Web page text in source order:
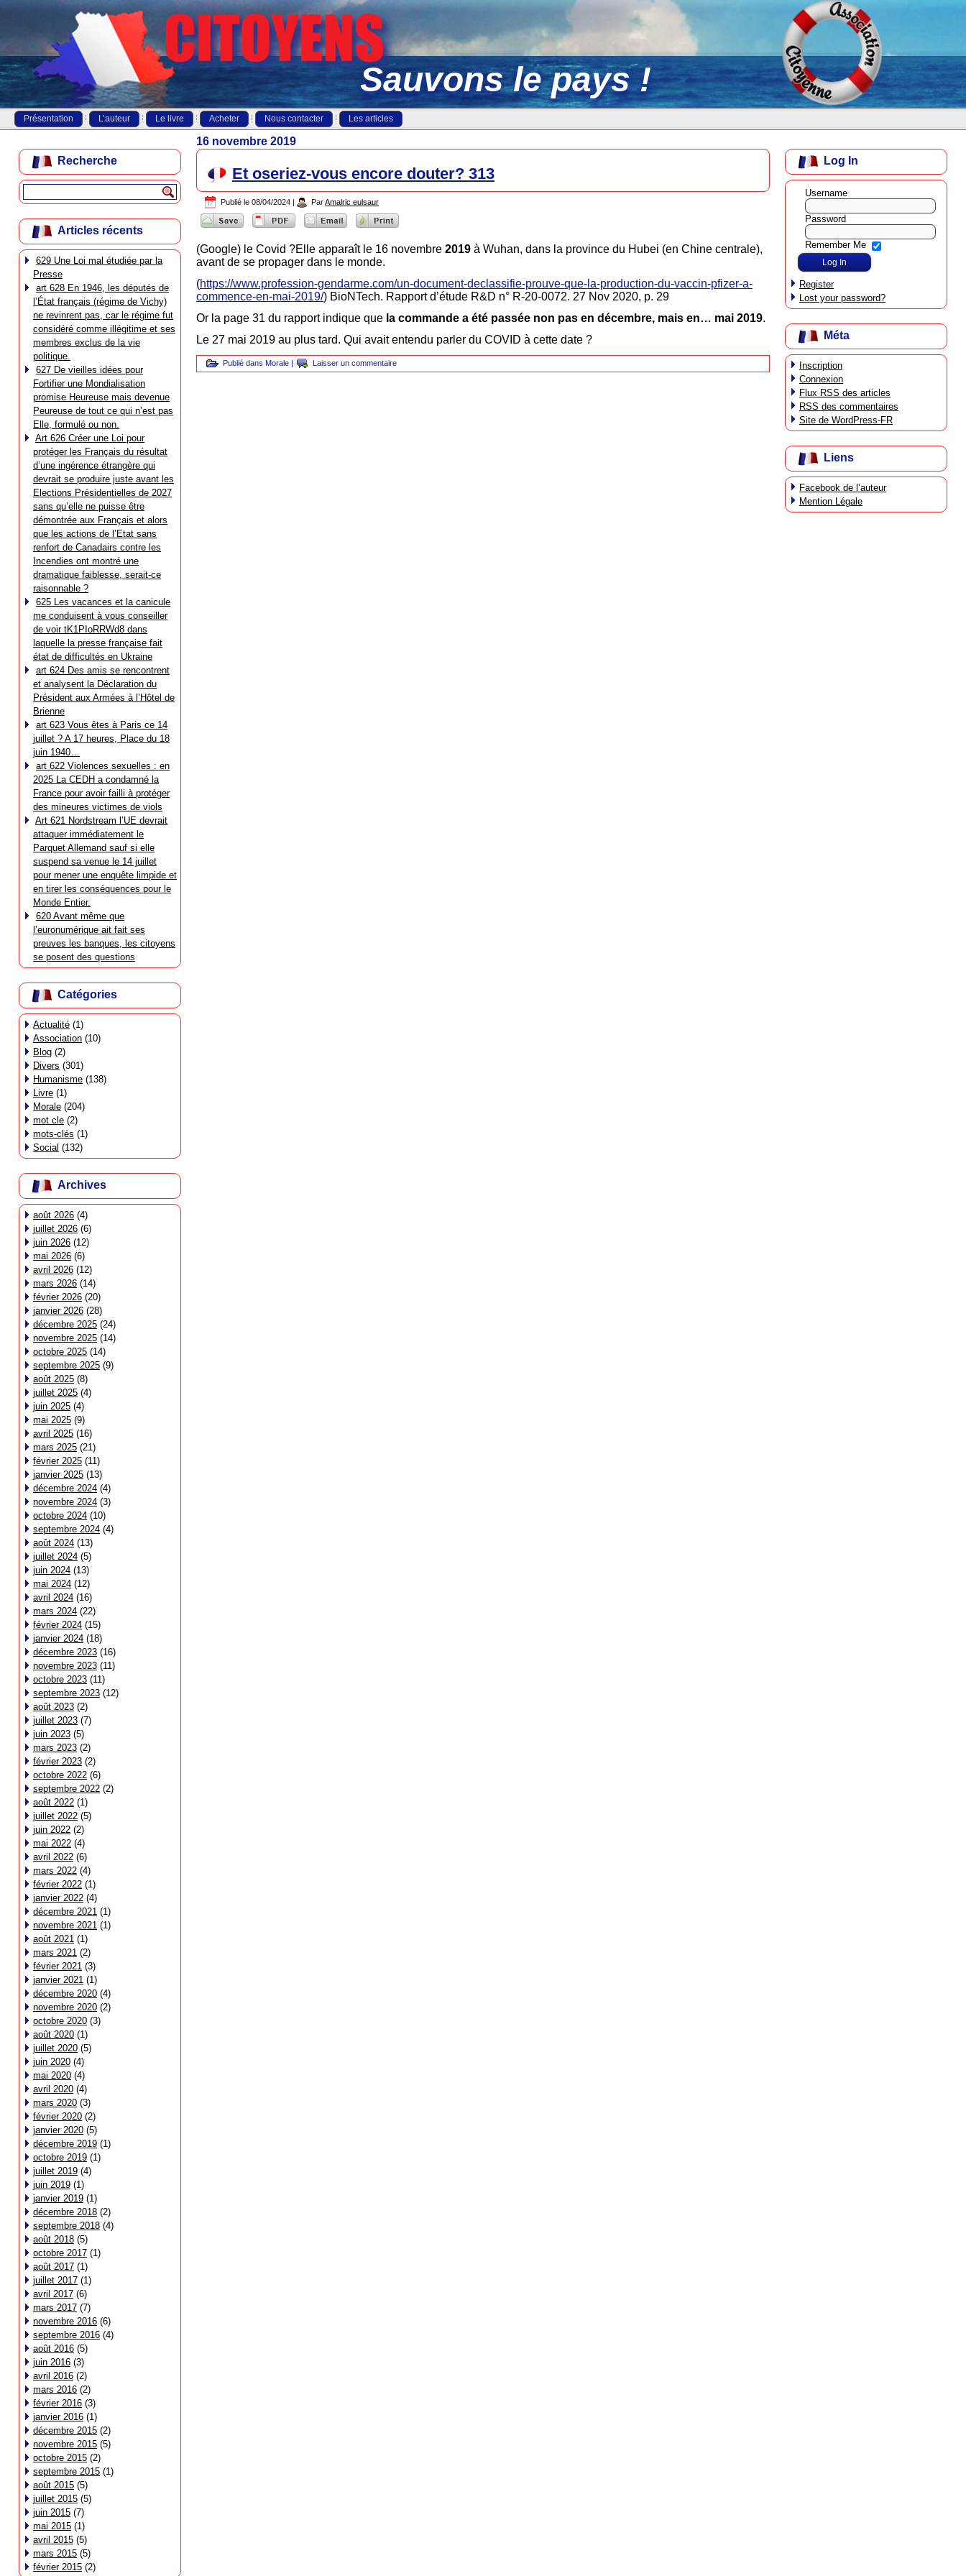
Sauvons le pays !
Présentation L’auteur Le livre Acheter Nous contacter Les articles
Recherche
Articles récents
629 Une Loi mal étudiée par la
Presse
art 628 En 1946, les députés de
l’État français (régime de Vichy)
ne revinrent pas, car le régime fut
considéré comme illégitime et ses
membres exclus de la vie
politique.
627 De vieilles idées pour
Fortifier une Mondialisation
promise Heureuse mais devenue
Peureuse de tout ce qui n’est pas
Elle, formulé ou non.
Art 626 Créer une Loi pour
protéger les Français du résultat
d’une ingérence étrangère qui
devrait se produire juste avant les
Elections Présidentielles de 2027
sans qu’elle ne puisse être
démontrée aux Français et alors
que les actions de l’Etat sans
renfort de Canadairs contre les
Incendies ont montré une
dramatique faiblesse, serait-ce
raisonnable ?
625 Les vacances et la canicule
me conduisent à vous conseiller
de voir tK1PIoRRWd8 dans
laquelle la presse française fait
état de difficultés en Ukraine
art 624 Des amis se rencontrent
et analysent la Déclaration du
Président aux Armées à l’Hôtel de
Brienne
art 623 Vous êtes à Paris ce 14
juillet ? A 17 heures, Place du 18
juin 1940…
art 622 Violences sexuelles : en
2025 La CEDH a condamné la
France pour avoir failli à protéger
des mineures victimes de viols
Art 621 Nordstream l’UE devrait
attaquer immédiatement le
Parquet Allemand sauf si elle
suspend sa venue le 14 juillet
pour mener une enquête limpide et
en tirer les conséquences pour le
Monde Entier.
620 Avant même que
l’euronumérique ait fait ses
preuves les banques, les citoyens
se posent des questions
Catégories
Actualité (1)
Association (10)
Blog (2)
Divers (301)
Humanisme (138)
Livre (1)
Morale (204)
mot cle (2)
mots-clés (1)
Social (132)
Archives
août 2026 (4)
juillet 2026 (6)
juin 2026 (12)
mai 2026 (6)
avril 2026 (12)
mars 2026 (14)
février 2026 (20)
janvier 2026 (28)
décembre 2025 (24)
novembre 2025 (14)
octobre 2025 (14)
septembre 2025 (9)
août 2025 (8)
juillet 2025 (4)
juin 2025 (4)
mai 2025 (9)
avril 2025 (16)
mars 2025 (21)
février 2025 (11)
janvier 2025 (13)
décembre 2024 (4)
novembre 2024 (3)
octobre 2024 (10)
septembre 2024 (4)
août 2024 (13)
juillet 2024 (5)
juin 2024 (13)
mai 2024 (12)
avril 2024 (16)
mars 2024 (22)
février 2024 (15)
janvier 2024 (18)
décembre 2023 (16)
novembre 2023 (11)
octobre 2023 (11)
septembre 2023 (12)
août 2023 (2)
juillet 2023 (7)
juin 2023 (5)
mars 2023 (2)
février 2023 (2)
octobre 2022 (6)
septembre 2022 (2)
août 2022 (1)
juillet 2022 (5)
juin 2022 (2)
mai 2022 (4)
avril 2022 (6)
mars 2022 (4)
février 2022 (1)
janvier 2022 (4)
décembre 2021 (1)
novembre 2021 (1)
août 2021 (1)
mars 2021 (2)
février 2021 (3)
janvier 2021 (1)
décembre 2020 (4)
novembre 2020 (2)
octobre 2020 (3)
août 2020 (1)
juillet 2020 (5)
juin 2020 (4)
mai 2020 (4)
avril 2020 (4)
mars 2020 (3)
février 2020 (2)
janvier 2020 (5)
décembre 2019 (1)
octobre 2019 (1)
juillet 2019 (4)
juin 2019 (1)
janvier 2019 (1)
décembre 2018 (2)
septembre 2018 (4)
août 2018 (5)
octobre 2017 (1)
août 2017 (1)
juillet 2017 (1)
avril 2017 (6)
mars 2017 (7)
novembre 2016 (6)
septembre 2016 (4)
août 2016 (5)
juin 2016 (3)
avril 2016 (2)
mars 2016 (2)
février 2016 (3)
janvier 2016 (1)
décembre 2015 (2)
novembre 2015 (5)
octobre 2015 (2)
septembre 2015 (1)
août 2015 (5)
juillet 2015 (5)
juin 2015 (7)
mai 2015 (1)
avril 2015 (5)
mars 2015 (5)
février 2015 (2)
16 novembre 2019
Et oseriez-vous encore douter? 313
Publié le 08/04/2024 | ParAmalric eulsaur
(Google) le Covid ?Elle apparaît le 16 novembre 2019 à Wuhan, dans la province du Hubei (en Chine centrale),
avant de se propager dans le monde.
(https://www.profession-gendarme.com/un-document-declassifie-prouve-que-la-production-du-vaccin-pfizer-a-
commence-en-mai-2019/) BioNTech. Rapport d’étude R&D n° R-20-0072. 27 Nov 2020, p. 29
Or la page 31 du rapport indique que la commande a été passée non pas en décembre, mais en… mai 2019.
Le 27 mai 2019 au plus tard. Qui avait entendu parler du COVID à cette date ?
Publié dans Morale | Laisser un commentaire
Log In
Username
Password
Remember Me
Register
Lost your password?
Méta
Inscription
Connexion
Flux RSS des articles
RSS des commentaires
Site de WordPress-FR
Liens
Facebook de l’auteur
Mention Légale